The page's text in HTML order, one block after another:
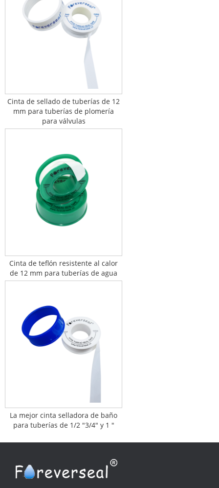
Cinta de sellado de tuberías de 12
mm para tuberías de plomería
para válvulas
Cinta de teflón resistente al calor
de 12 mm para tuberías de agua
La mejor cinta selladora de baño
para tuberías de 1/2 "3/4" y 1 "